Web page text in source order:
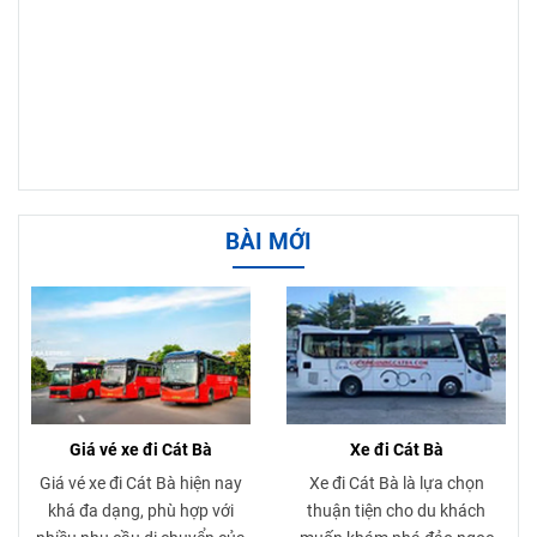
BÀI MỚI
Giá vé xe đi Cát Bà
Giá vé xe đi Cát Bà hiện nay
khá đa dạng, phù hợp với
Xe đi Cát Bà
Xe đi Cát Bà là lựa chọn
thuận tiện cho du khách